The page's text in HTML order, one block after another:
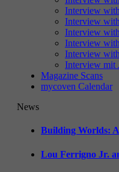
Interview
Interview
Interview
Interview
Interview
Interview mit
Magazine Scans
mycoven Calendar
News
Building Worlds:
Lou Ferrigno Jr.